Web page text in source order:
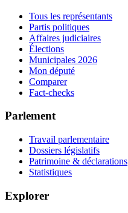
Tous les représentants
Partis politiques
Affaires judiciaires
Élections
Municipales 2026
Mon député
Comparer
Fact-checks
Parlement
Travail parlementaire
Dossiers législatifs
Patrimoine & déclarations
Statistiques
Explorer